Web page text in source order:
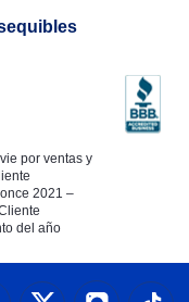
por ventas y
2021 –
del año